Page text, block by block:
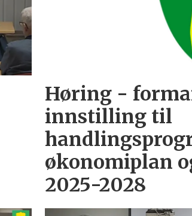
Høring -
innstilling til
økonomiplan
2025-2028